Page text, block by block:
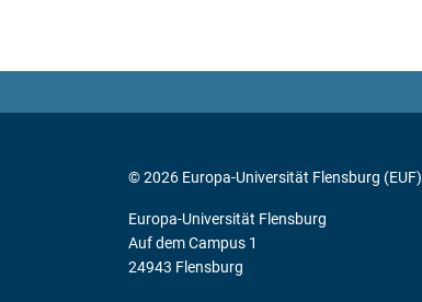
© 2026 Europa-Universität Flensburg (EUF)
Europa-Universität Flensburg
Auf dem Campus 1
24943 Flensburg